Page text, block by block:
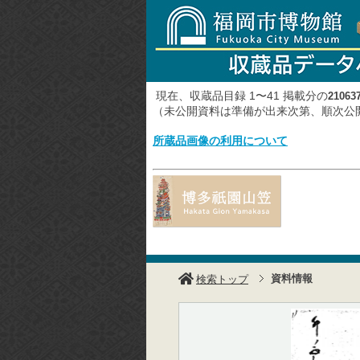
現在、収蔵品目録 1〜41 掲載分の
（未公開資料は準備が出来次第、順次
所蔵品画像の利用について
検索トップ 資料情報